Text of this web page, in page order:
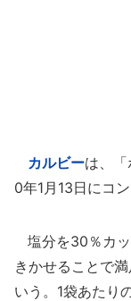
カルビーは、
0年1月13日にコ
塩分を30％カ
きかせることで
いう。1袋あたり